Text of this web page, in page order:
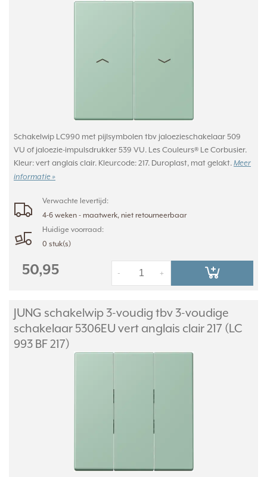
Schakelwip LC990 met pijlsymbolen tbv jaloezieschakelaar 509
VU of jaloezie-impulsdrukker 539 VU. Les Couleurs® Le Corbusier.
Kleur: vert anglais clair. Kleurcode: 217. Duroplast, mat gelakt. Meer
informatie »
Verwachte levertijd:
4-6 weken - maatwerk, niet retourneerbaar
Huidige voorraad:
0 stuk(s)
50,95 +
-
JUNG schakelwip 3-voudig tbv 3-voudige
schakelaar 5306EU vert anglais clair 217 (LC
993 BF 217)